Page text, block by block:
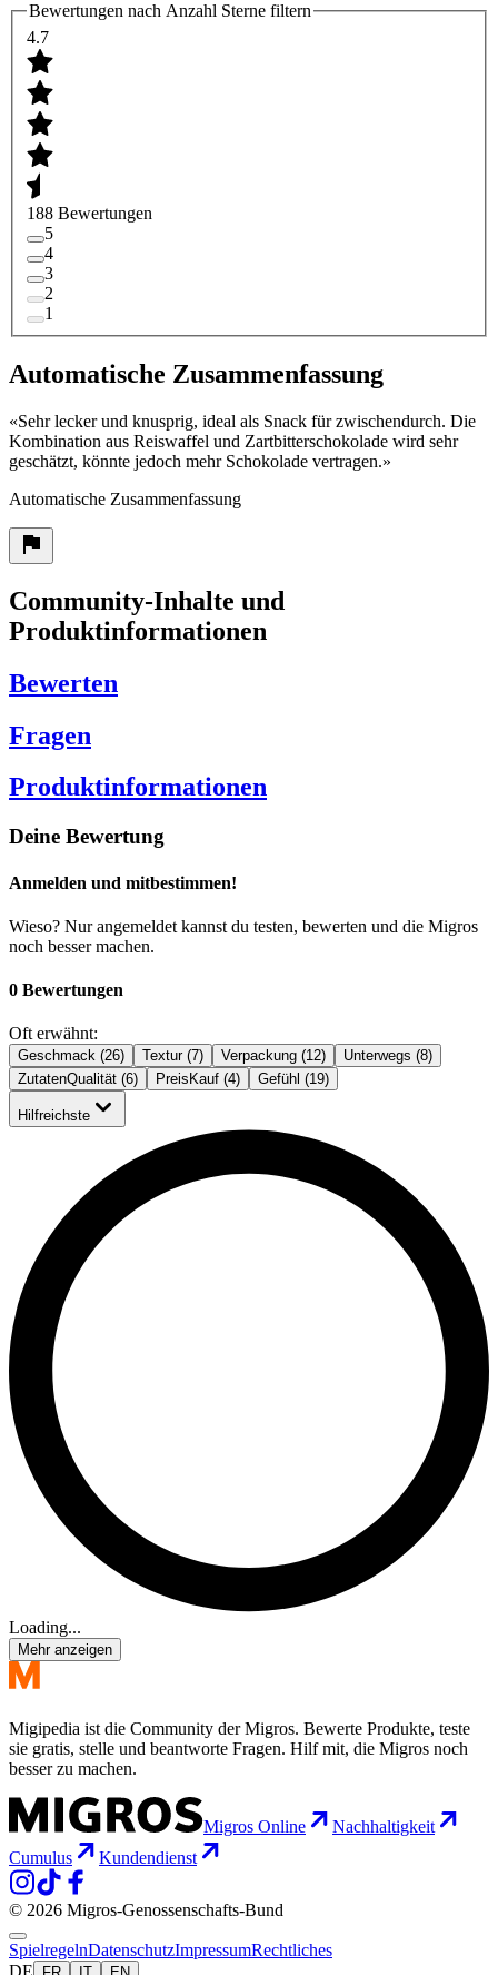
Bewertungen nach Anzahl Sterne filtern
4.7
188 Bewertungen
5
4
3
2
1
Automatische Zusammenfassung
«Sehr lecker und knusprig, ideal als Snack für zwischendurch. Die
Kombination aus Reiswaffel und Zartbitterschokolade wird sehr
geschätzt, könnte jedoch mehr Schokolade vertragen.»
Automatische Zusammenfassung
Community-Inhalte und
Produktinformationen
Bewerten
Fragen
Produktinformationen
Deine Bewertung
Anmelden und mitbestimmen!
Wieso? Nur angemeldet kannst du testen, bewerten und die Migros
noch besser machen.
0 Bewertungen
Oft erwähnt:
Geschmack (26) Textur (7) Verpackung (12)
Unterwegs (8)
ZutatenQualität (6)
PreisKauf (4) Gefühl (19)
Hilfreichste
Loading...
Mehr anzeigen
Migipedia ist die Community der Migros. Bewerte Produkte, teste
sie gratis, stelle und beantworte Fragen. Hilf mit, die Migros noch
besser zu machen.
Migros Online
Nachhaltigkeit
Cumulus
Kundendienst
© 2026 Migros-Genossenschafts-Bund
SpielregelnDatenschutzImpressumRechtliches
DE